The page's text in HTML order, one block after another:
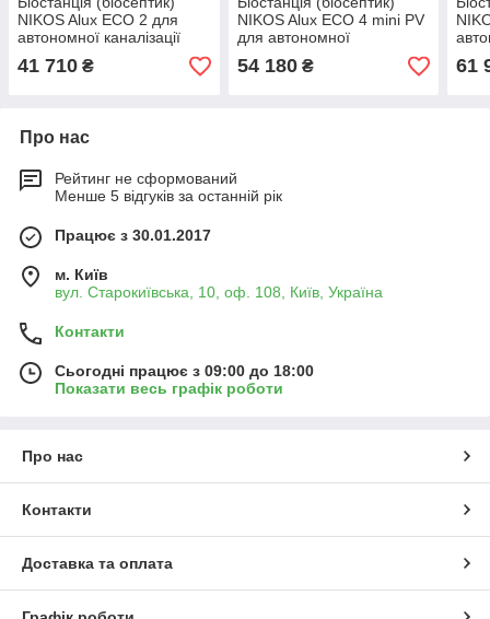
NIKOS Alux ECO 2 для
автономної каналізації
41 710 ₴
NIKOS Alux ECO 4 mini PV
для автономної
каналізації
54 180₴ 61
Про нас
Рейтинг не сформований
Менше 5 відгуків за останній рік
Працює з 30.01.2017
м. Київ
вул. Старокиївська, 10, оф. 108, Київ, Україна
Контакти
Сьогодні працює з 09:00 до 18:00
Показати весь графік роботи
Про нас
Контакти
Доставка та оплата